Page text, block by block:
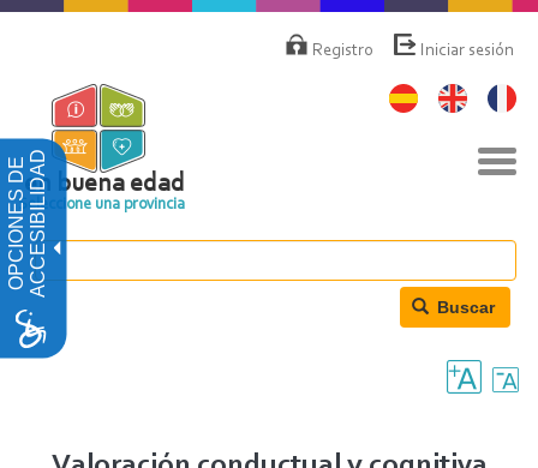
OPCIONES DEACCESIBILIDAD
Pasar
contenido
principal
deRegistro Iniciar sesión
en buena edad
Seleccione una provincia
Buscar